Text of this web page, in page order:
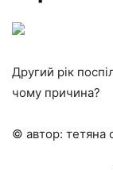
Другий рік
чому причина?
© автор: тетяна